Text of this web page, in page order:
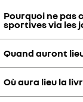
Pourquoi ne pas
sportives via les
C'est encore un
pour faire essayer
Quand auront
Les premières
sur 3 ans avec un
Où aura lieu la